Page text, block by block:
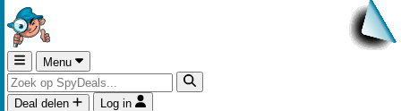
Menu
Deal delen
Log in